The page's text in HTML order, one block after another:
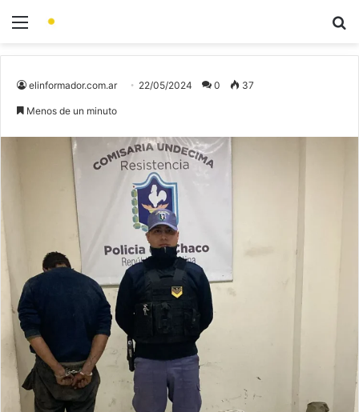
elinformador.com.ar 22/05/2024 0 37
Menos de un minuto